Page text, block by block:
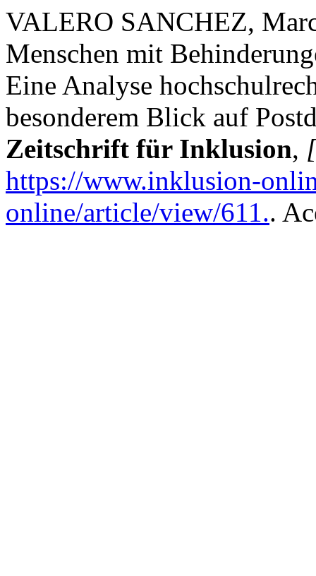
VALERO SANCHEZ,
Menschen mit
Eine Analyse
besonderem Blick auf
Zeitschrift für Inklusion,
https://www.inklusion-
online/article/view/611..